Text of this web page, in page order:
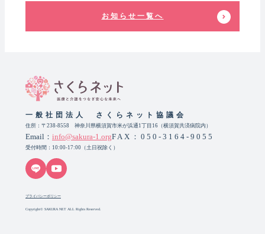
お知らせ一覧へ
一般社団法人 さくらネット協議会
住所：〒238-8558 神奈川県横須賀市米が浜通1丁目16（横須賀共済病院内）
Email： info@sakura-1.orgFAX：050-3164-9055
受付時間：10:00-17:00（土日祝除く）
プライバシーポリシー
Copyright© SAKURA NET ALL Rights Reserved.